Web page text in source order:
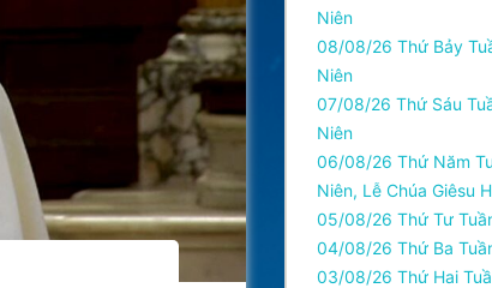
Niên
08/08/26 Thứ Bảy
Niên
07/08/26 Thứ Sáu
Niên
06/08/26 Thứ Năm
Niên, Lễ Chúa Giêsu
05/08/26 Thứ Tư
04/08/26 Thứ Ba
03/08/26 Thứ Hai